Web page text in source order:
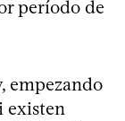
período de
empezando
existen